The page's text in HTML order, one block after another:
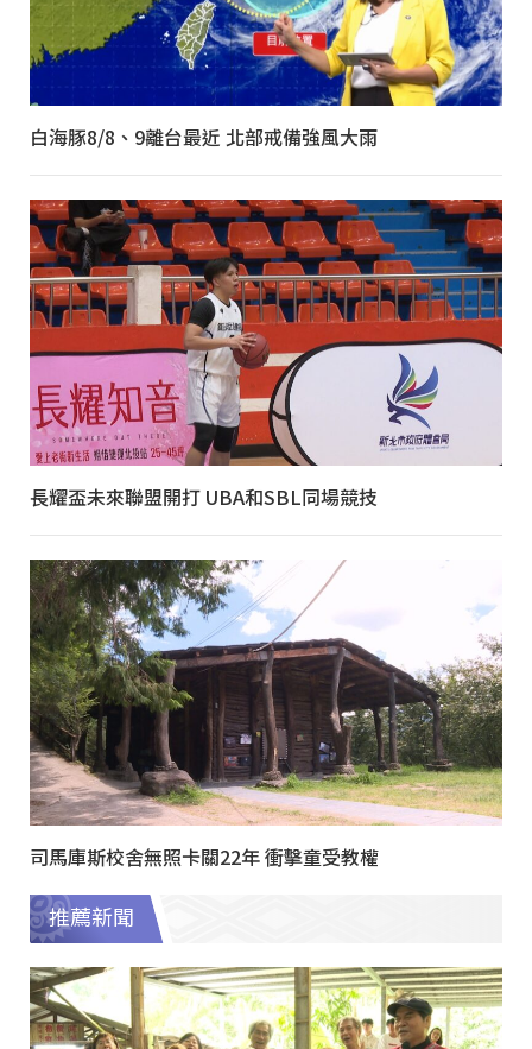
白海豚8/8、9離台最近 北部戒備強風大雨
長耀盃未來聯盟開打 UBA和SBL同場競技
司馬庫斯校舍無照卡關22年 衝擊童受教權
推薦新聞